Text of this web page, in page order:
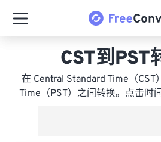
CST到PST
在 Central Standard Time（CST
Time（PST）之间转换。点击时